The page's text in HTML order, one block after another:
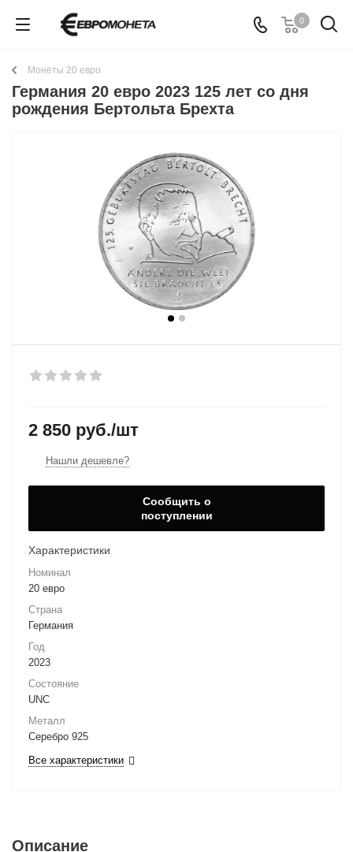
0
Монеты 20 евро
Германия 20 евро 2023 125 лет со дня
рождения Бертольта Брехта
2 850 руб./шт
Нашли дешевле?
Сообщить о
поступлении
Характеристики
Номинал
20 евро
Страна
Германия
Год
2023
Состояние
UNC
Металл
Серебро 925
Все характеристики
Описание